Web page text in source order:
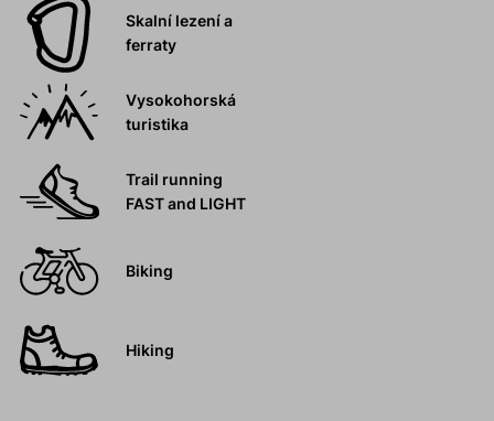
Skalní lezení a
ferraty
Vysokohorská
turistika
Trail running
FAST and LIGHT
Biking
Hiking